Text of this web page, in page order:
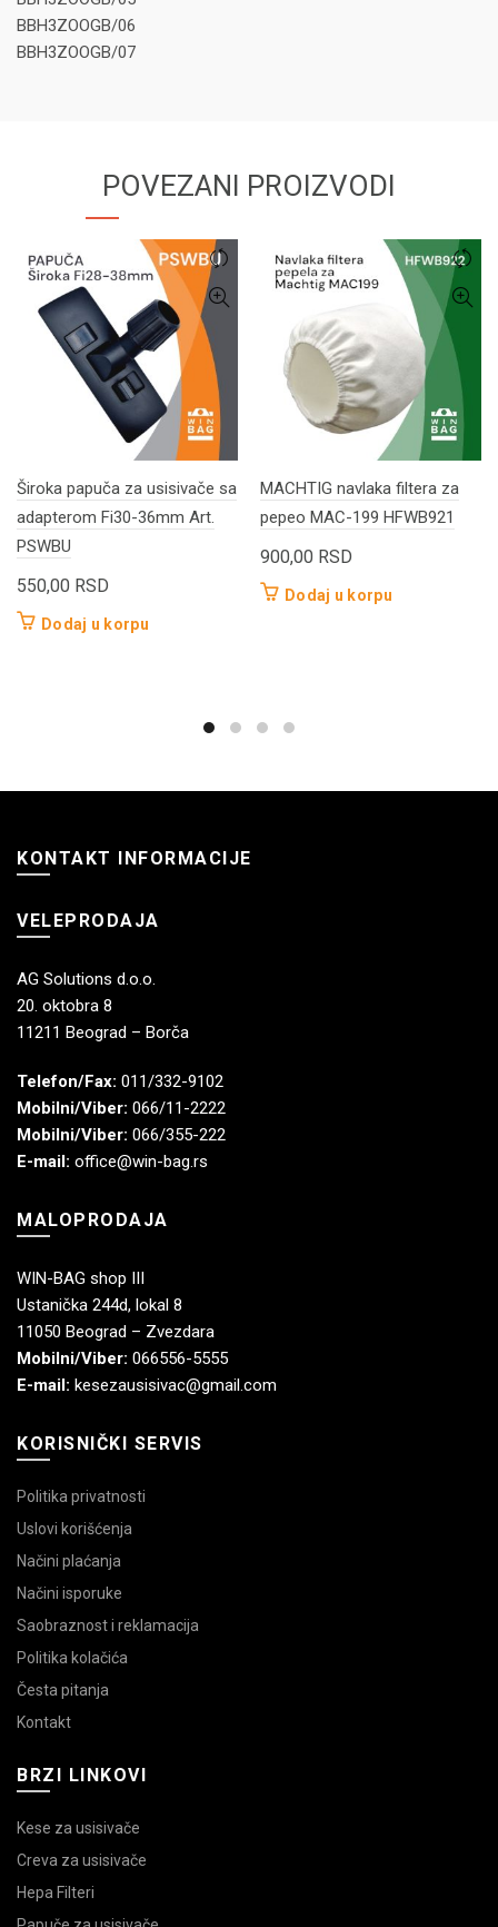
BBH3ZOOGB/06
BBH3ZOOGB/07
POVEZANI PROIZVODI
Široka papuča za usisivače sa
adapterom Fi30-36mm Art.
PSWBU
550,00 RSD
Dodaj u korpu
MACHTIG navlaka filtera za
pepeo MAC-199 HFWB921
900,00 RSD
Dodaj u korpu
KONTAKT INFORMACIJE
VELEPRODAJA
AG Solutions d.o.o.
20. oktobra 8
11211 Beograd – Borča
Telefon/Fax: 011/332-9102
Mobilni/Viber: 066/11-2222
Mobilni/Viber: 066/355-222
E-mail: office@win-bag.rs
MALOPRODAJA
WIN-BAG shop III
Ustanička 244d, lokal 8
11050 Beograd – Zvezdara
Mobilni/Viber: 066556-5555
E-mail: kesezausisivac@gmail.com
KORISNIČKI SERVIS
Politika privatnosti
Uslovi korišćenja
Načini plaćanja
Načini isporuke
Saobraznost i reklamacija
Politika kolačića
Česta pitanja
Kontakt
BRZI LINKOVI
Kese za usisivače
Creva za usisivače
Hepa Filteri